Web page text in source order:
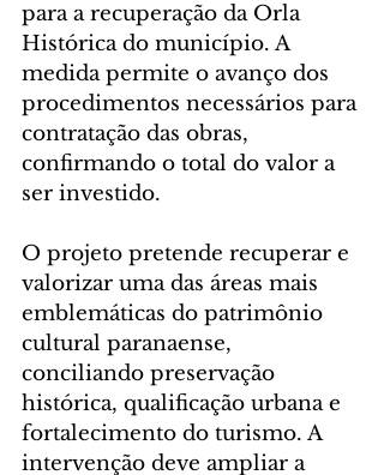
para a recuperação da Orla
Histórica do município. A
medida permite o avanço dos
procedimentos necessários para
contratação das obras,
confirmando o total do valor a
ser investido.
O projeto pretende recuperar e
valorizar uma das áreas mais
emblemáticas do patrimônio
cultural paranaense,
conciliando preservação
histórica, qualificação urbana e
fortalecimento do turismo. A
intervenção deve ampliar a